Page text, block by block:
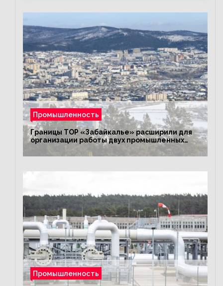
Промышленность
Границы ТОР «Забайкалье» расширили для
организации работы двух промышленных
предприятий
Промышленность